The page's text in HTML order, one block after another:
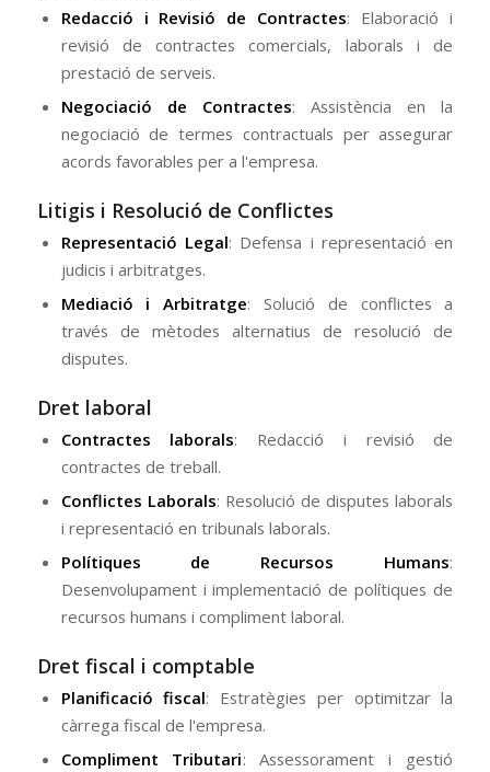
Redacció i Revisió de Contractes: Elaboració i
revisió de contractes comercials, laborals i de
prestació de serveis.
Negociació de Contractes: Assistència en la
negociació de termes contractuals per assegurar
acords favorables per a l'empresa.
Litigis i Resolució de Conflictes
Representació Legal: Defensa i representació en
judicis i arbitratges.
Mediació i Arbitratge: Solució de conflictes a
través de mètodes alternatius de resolució de
disputes.
Dret laboral
Contractes laborals: Redacció i revisió de
contractes de treball.
Conflictes Laborals: Resolució de disputes laborals
i representació en tribunals laborals.
Polítiques de Recursos Humans:
Desenvolupament i implementació de polítiques de
recursos humans i compliment laboral.
Dret fiscal i comptable
Planificació fiscal: Estratègies per optimitzar la
càrrega fiscal de l'empresa.
Compliment Tributari: Assessorament i gestió